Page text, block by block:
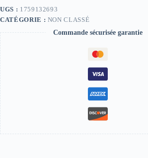
x
20
UGS : 1759132693
CATÉGORIE : NON CLASSÉ
Commande sécurisée garantie